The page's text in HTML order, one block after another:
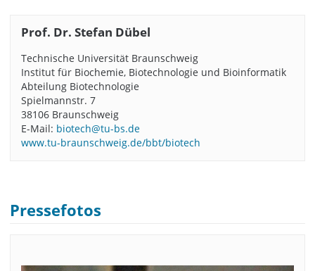
Prof. Dr. Stefan Dübel
Technische Universität Braunschweig
Institut für Biochemie, Biotechnologie und Bioinformatik
Abteilung Biotechnologie
Spielmannstr. 7
38106 Braunschweig
E-Mail: biotech@tu-bs.de
www.tu-braunschweig.de/bbt/biotech
Pressefotos